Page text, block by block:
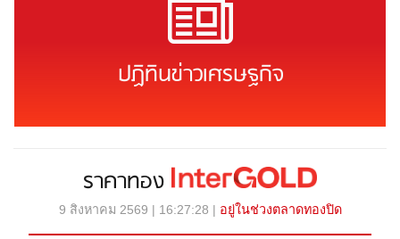
ปฏิทินข่าวเศรษฐกิจ
ราคาทอง
9 สิงหาคม 2569 | 16:27:28 | อยู่ในช่วงตลาดทองปิด